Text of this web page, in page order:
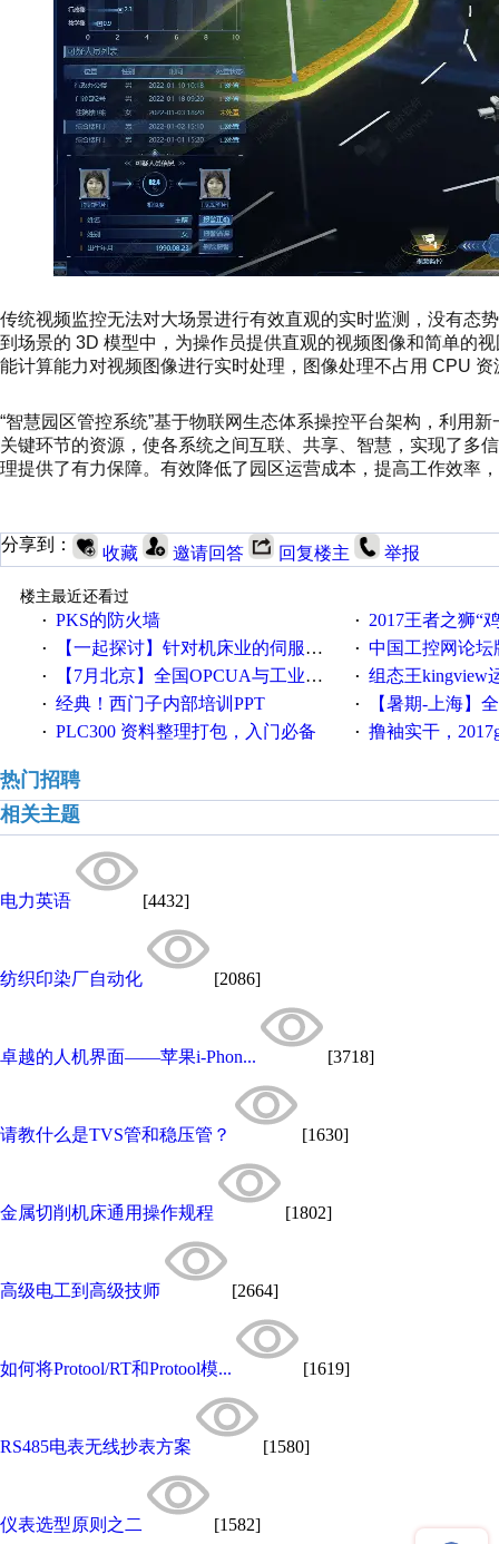
传统视频监控无法对大场景进行有效直观的实时监测，没有态
到场景的 3D 模型中，为操作员提供直观的视频图像和简单的
能计算能力对视频图像进行实时处理，图像处理不占用 CPU
“智慧园区管控系统”基于物联网生态体系操控平台架构，利用
关键环节的资源，使各系统之间互联、共享、智慧，实现了多
理提供了有力保障。有效降低了园区运营成本，提高工作效率
分享到： 收藏 邀请回答 回复楼主 举报
楼主最近还看过
· PKS的防火墙 · 2017王者之狮“鸡”情签到
· 【一起探讨】针对机床业的伺服系统发展，您的期望是什么？ · 中国工控网论坛版
· 【7月北京】全国OPCUA与工业互联技术培训班通知！ · 组态王kingview
· 经典！西门子内部培训PPT · 【暑期-上海】全国工业
· PLC300 资料整理打包，入门必备 · 撸袖实干，2017gongkong®第
热门招聘
相关主题
电力英语 [4432]
纺织印染厂自动化 [2086]
卓越的人机界面——苹果i-Phon... [3718]
请教什么是TVS管和稳压管？ [1630]
金属切削机床通用操作规程 [1802]
高级电工到高级技师 [2664]
如何将Protool/RT和Protool模... [1619]
RS485电表无线抄表方案 [1580]
仪表选型原则之二 [1582]